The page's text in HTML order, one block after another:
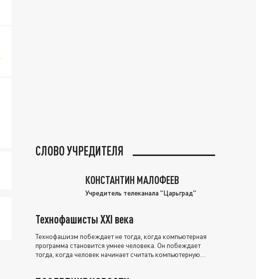
СЛОВО УЧРЕДИТЕЛЯ
КОНСТАНТИН МАЛОФЕЕВ
Учредитель телеканала "Царьград"
Технофашисты XXI века
Технофашизм побеждает не тогда, когда компьютерная
программа становится умнее человека. Он побеждает
тогда, когда человек начинает считать компьютерную